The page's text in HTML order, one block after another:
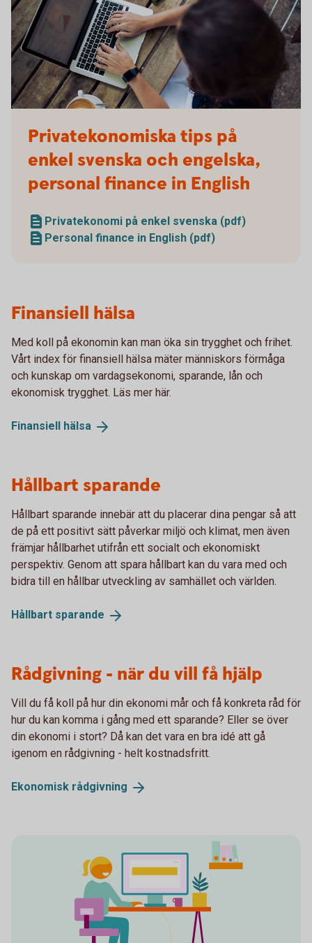
Privatekonomiska tips på
enkel svenska och engelska,
personal finance in English
Privatekonomi på enkel svenska (pdf)
Personal finance in English (pdf)
Finansiell hälsa
Med koll på ekonomin kan man öka sin trygghet och frihet.
Vårt index för finansiell hälsa mäter människors förmåga
och kunskap om vardagsekonomi, sparande, lån och
ekonomisk trygghet. Läs mer här.
Finansiell hälsa
Hållbart sparande
Hållbart sparande innebär att du placerar dina pengar så att
de på ett positivt sätt påverkar miljö och klimat, men även
främjar hållbarhet utifrån ett socialt och ekonomiskt
perspektiv. Genom att spara hållbart kan du vara med och
bidra till en hållbar utveckling av samhället och världen.
Hållbart sparande
Rådgivning - när du vill få hjälp
Vill du få koll på hur din ekonomi mår och få konkreta råd för
hur du kan komma i gång med ett sparande? Eller se över
din ekonomi i stort? Då kan det vara en bra idé att gå
igenom en rådgivning - helt kostnadsfritt.
Ekonomisk rådgivning